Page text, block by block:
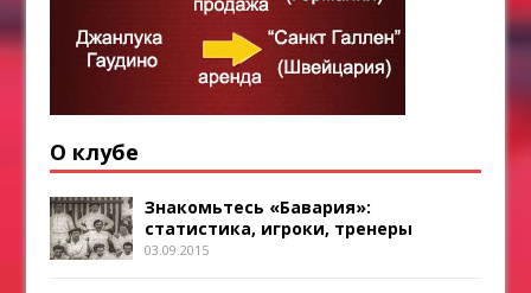
О клубе
Знакомьтесь «Бавария»:
статистика, игроки, тренеры
03.09.2015